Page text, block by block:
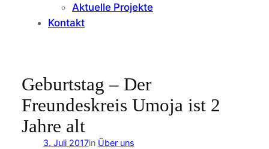
Aktuelle Projekte
Kontakt
Geburtstag – Der
Freundeskreis Umoja ist 2
Jahre alt
3. Juli 2017in Über uns